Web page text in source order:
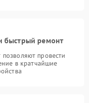
быстрый ремонт
провести
в кратчайшие